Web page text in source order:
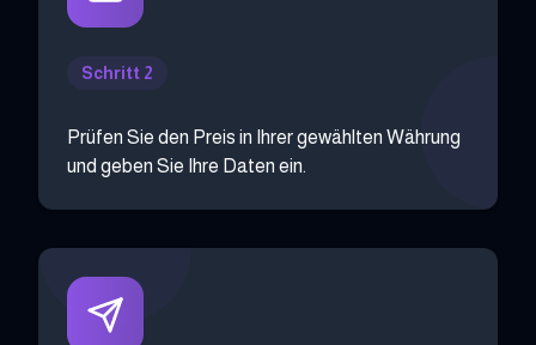
Schritt 2
Prüfen Sie den Preis in Ihrer gewählten Währung
und geben Sie Ihre Daten ein.